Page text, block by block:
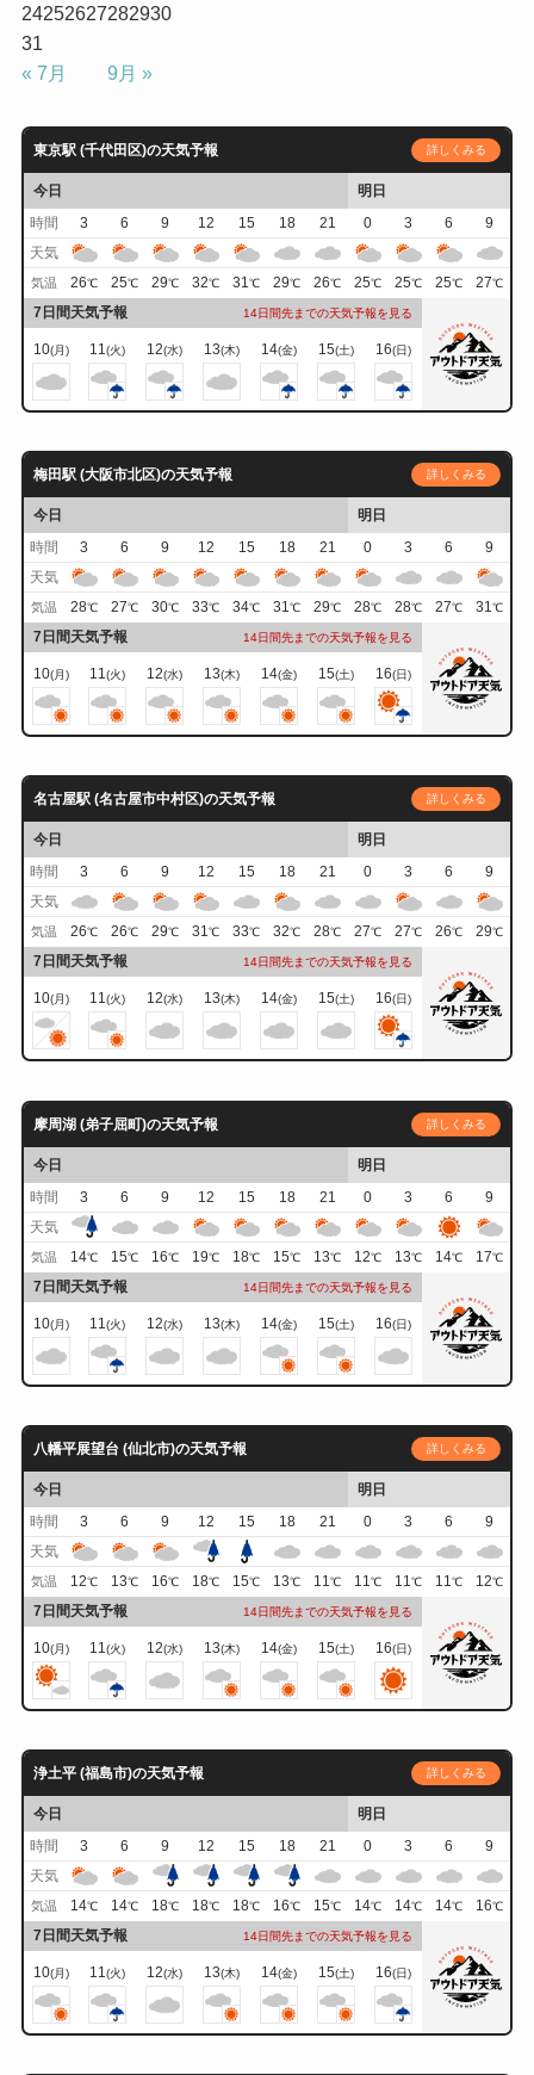
24252627282930
31
« 7月
9月 »
東京駅 (千代田区)の天気予報 詳しくみる
今日
明日
時間
3 6 9 12 15 18 21 0 3 6
9
天気
気温 26℃ 25℃ 29℃ 32℃ 31℃ 29℃ 26℃ 25℃ 25℃ 25℃ 27℃
7日間天気予報 14日間先までの天気予報を見る
10(月) 11(火) 12(水) 13(木) 14(金) 15(土) 16(日)
梅田駅 (大阪市北区)の天気予報 詳しくみる
今日
明日
時間
3 6 9 12 15 18 21 0 3 6
9
天気
気温 28℃ 27℃ 30℃ 33℃ 34℃ 31℃ 29℃ 28℃ 28℃ 27℃ 31℃
7日間天気予報 14日間先までの天気予報を見る
10(月) 11(火) 12(水) 13(木) 14(金) 15(土) 16(日)
名古屋駅 (名古屋市中村区)の天気予報 詳しくみる
今日
明日
時間
3 6 9 12 15 18 21 0 3 6
9
天気
気温 26℃ 26℃ 29℃ 31℃ 33℃ 32℃ 28℃ 27℃ 27℃ 26℃ 29℃
7日間天気予報 14日間先までの天気予報を見る
10(月) 11(火) 12(水) 13(木) 14(金) 15(土) 16(日)
摩周湖 (弟子屈町)の天気予報 詳しくみる
今日
明日
時間
3 6 9 12 15 18 21 0 3 6
9
天気
気温 14℃ 15℃ 16℃ 19℃ 18℃ 15℃ 13℃ 12℃ 13℃ 14℃ 17℃
7日間天気予報 14日間先までの天気予報を見る
10(月) 11(火) 12(水) 13(木) 14(金) 15(土) 16(日)
八幡平展望台 (仙北市)の天気予報 詳しくみる
今日
明日
時間
3 6 9 12 15 18 21 0 3 6
9
天気
気温 12℃ 13℃ 16℃ 18℃ 15℃ 13℃ 11℃ 11℃ 11℃ 11℃ 12℃
7日間天気予報 14日間先までの天気予報を見る
10(月) 11(火) 12(水) 13(木) 14(金) 15(土) 16(日)
浄土平 (福島市)の天気予報 詳しくみる
今日
明日
時間
3 6 9 12 15 18 21 0 3 6
9
天気
気温 14℃ 14℃ 18℃ 18℃ 18℃ 16℃ 15℃ 14℃ 14℃ 14℃ 16℃
7日間天気予報 14日間先までの天気予報を見る
10(月) 11(火) 12(水) 13(木) 14(金) 15(土) 16(日)